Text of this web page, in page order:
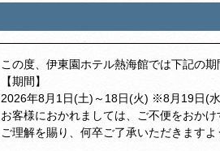
この度、伊東園ホテル熱海館では下記の
【期間】
2026年8月1日(土)～18日(火) ※8月19日(
お客様におかれましては、ご不便をおか
ご理解を賜り、何卒ご了承いただきますよ